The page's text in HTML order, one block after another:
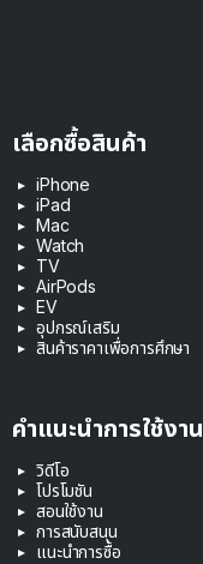
เลือกซื้อสินค้า
iPhone
iPad
Mac
Watch
TV
AirPods
EV
อุปกรณ์เสริม
สินค้าราคาเพื่อการศึกษา
คำแนะนำการใช้งาน
วิดีโอ
โปรโมชัน
สอนใช้งาน
การสนับสนุน
แนะนำการซื้อ